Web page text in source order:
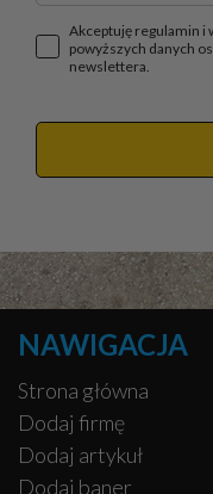
Akceptuję regulamin i
powyższych danych
newslettera.
NAWIGACJA
Strona główna
Dodaj firmę
Dodaj artykuł
Dodaj baner